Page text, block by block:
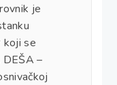
je
koji se
–